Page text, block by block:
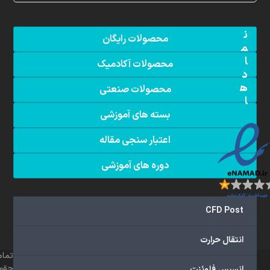
محصولات رایگان
محصولات آکادمیک
محصولات صنعتی
بسته های آموزشی
اعتبار سنجی مقاله
دوره های آموزشی
CFD Post
انتقال حرارت
ن
م
ا
د
ه
ا